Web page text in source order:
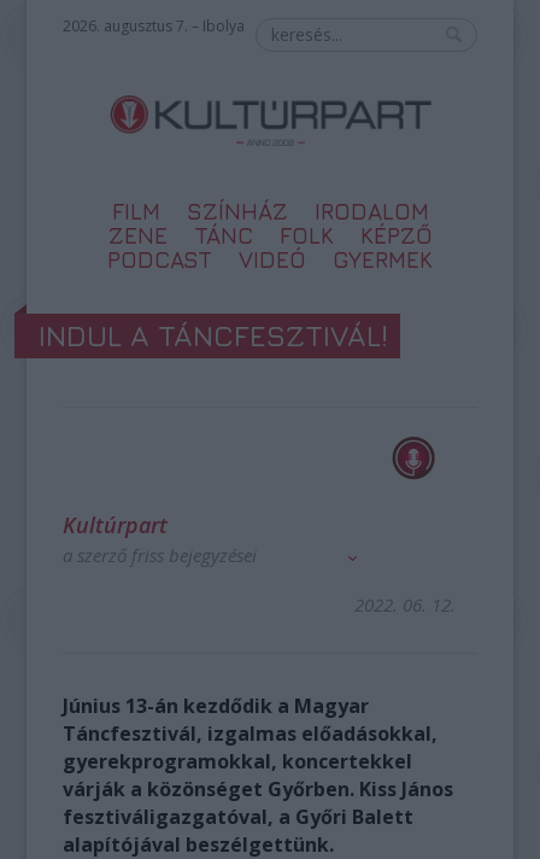
2026. augusztus 7. – Ibolya
FILM SZÍNHÁZ
IRODALOM
ZENE
TÁNC FOLK
KÉPZŐ
PODCAST
VIDEÓ GYERMEK
INDUL A TÁNCFESZTIVÁL!
Kultúrpart
a szerző friss bejegyzései
2022. 06. 12.
Június 13-án kezdődik a Magyar
Táncfesztivál, izgalmas előadásokkal,
gyerekprogramokkal, koncertekkel
várják a közönséget Győrben. Kiss János
fesztiváligazgatóval, a Győri Balett
alapítójával beszélgettünk.